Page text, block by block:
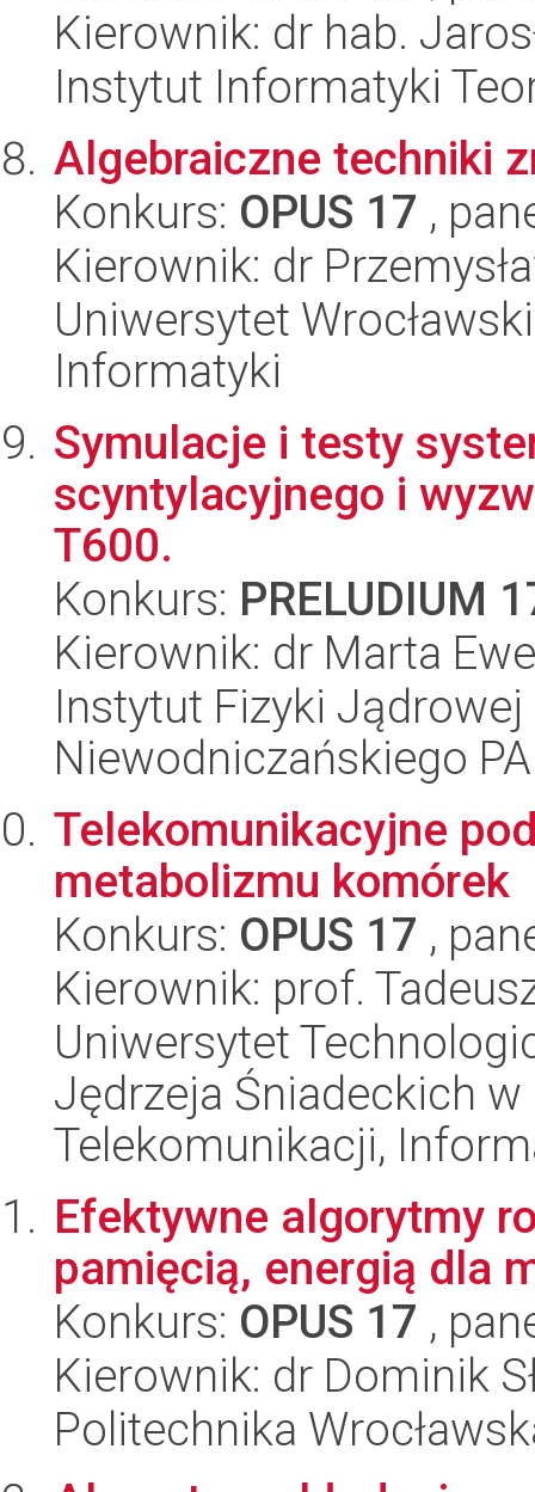
Kierownik: dr hab.
Instytut Informatyki
Algebraiczne techniki
Konkurs: OPUS 17 ,
Kierownik: dr
Uniwersytet
Informatyki
Symulacje i testy
scyntylacyjnego i
T600.
Konkurs: PRELUDIUM
Kierownik: dr Marta
Instytut Fizyki
Niewodniczańskiego
Telekomunikacyjne
metabolizmu komórek
Konkurs: OPUS 17 ,
Kierownik: prof.
Uniwersytet
Jędrzeja Śniadeckich w
Telekomunikacji,
Efektywne algorytmy
pamięcią, energią dla
Konkurs: OPUS 17 ,
Kierownik: dr Dominik
Politechnika